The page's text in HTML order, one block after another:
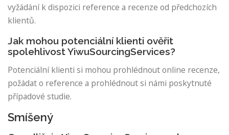
vyžádání k dispozici reference a recenze od předchozích
klientů.
Jak mohou potenciální klienti ověřit
spolehlivost YiwuSourcingServices?
Potenciální klienti si mohou prohlédnout online recenze,
požádat o reference a prohlédnout si námi poskytnuté
případové studie.
Smíšený